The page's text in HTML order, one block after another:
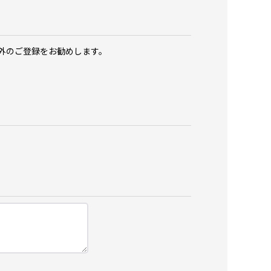
ご登録をお勧めします。